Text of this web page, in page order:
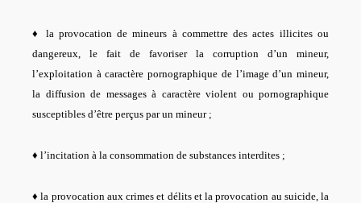
♦ la provocation de mineurs à commettre des actes illicites ou
dangereux, le fait de favoriser la corruption d’un mineur,
l’exploitation à caractère pornographique de l’image d’un mineur,
la diffusion de messages à caractère violent ou pornographique
susceptibles d’être perçus par un mineur ;
♦ l’incitation à la consommation de substances interdites ;
♦ la provocation aux crimes et délits et la provocation au suicide, la